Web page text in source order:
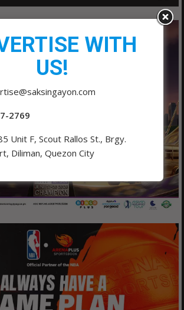
WITH
US!
2769
Unit F, Scout Rallos St., Brgy.
Diliman, Quezon City